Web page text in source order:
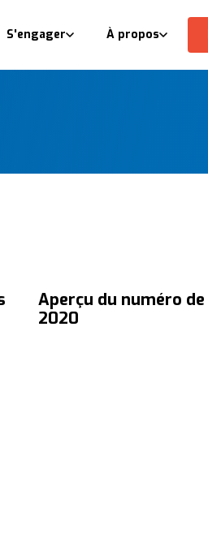
S'engager À propos
Aperçu du numéro
2020